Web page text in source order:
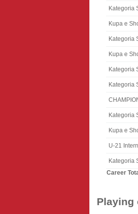
Kategoria
Kupa e
Kategoria
Kupa e
Kategoria
Kategoria
Kategoria
Kupa e
U-21
Kategoria
Career
Playing